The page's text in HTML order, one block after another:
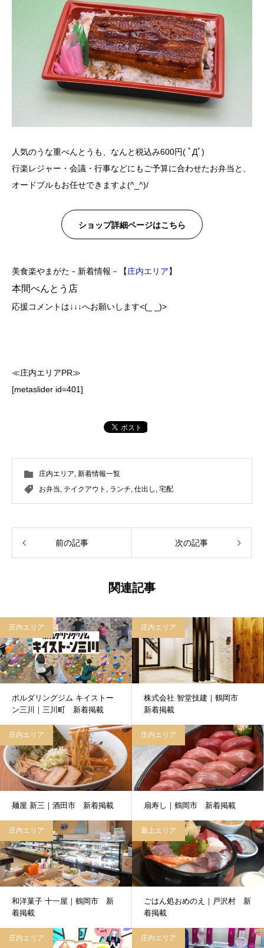
人気のうな重べんとうも、なんと税込み600円( ﾟДﾟ)
行楽レジャー・会議・行事などにもご予算に合わせたお弁当と、
オードブルもお任せできますよ(^_^)/
ショップ詳細ページはこちら
美食楽やまがた－新着情報－【庄内エリア】
本間べんとう店
応援コメントは↓↓↓へお願いします<(_ _)>
≪庄内エリアPR≫
[metaslider id=401]
庄内エリア, 新着情報一覧
お弁当, テイクアウト , ランチ, 仕出し , 宅配
前の記事 次の記事
関連記事
庄内エリア
ボルダリングジム キイストー
ン三川｜三川町 新着掲載
庄内エリア
株式会社 智堂技建｜鶴岡市
新着掲載
庄内エリア
麺屋 新三｜酒田市 新着掲載
庄内エリア
扇寿し｜鶴岡市 新着掲載
庄内エリア
和洋菓子 十一屋｜鶴岡市 新
着掲載
最上エリア
ごはん処おめのえ｜戸沢村 新
着掲載
庄内エリア 庄内エリア